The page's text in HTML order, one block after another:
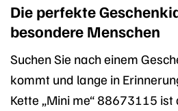
Die perfekte
besondere Menschen
Suchen Sie nach einem
kommt und lange in
Kette „Mini me“ 88673115